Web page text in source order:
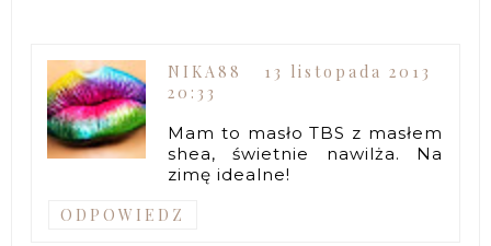
NIKA88
13 listopada 2013
20:33
Mam to masło TBS z masłem
shea, świetnie nawilża. Na
zimę idealne!
ODPOWIEDZ